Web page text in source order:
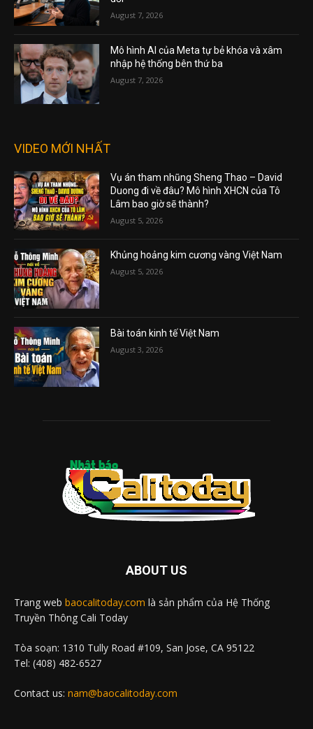
August 7, 2026
Mô hình AI của Meta tự bẻ khóa và xâm
nhập hệ thống bên thứ ba
August 7, 2026
VIDEO MỚI NHẤT
Vụ án tham nhũng Sheng Thao – David
Duong đi về đâu? Mô hình XHCN của Tô
Lâm bao giờ sẽ thành?
August 5, 2026
Khủng hoảng kim cương vàng Việt Nam
August 5, 2026
Bài toán kinh tế Việt Nam
August 3, 2026
ABOUT US
Trang web baocalitoday.com là sản phẩm của Hệ Thống
Truyền Thông Cali Today
Tòa soạn: 1310 Tully Road #109, San Jose, CA 95122
Tel: (408) 482-6527
Contact us: nam@baocalitoday.com